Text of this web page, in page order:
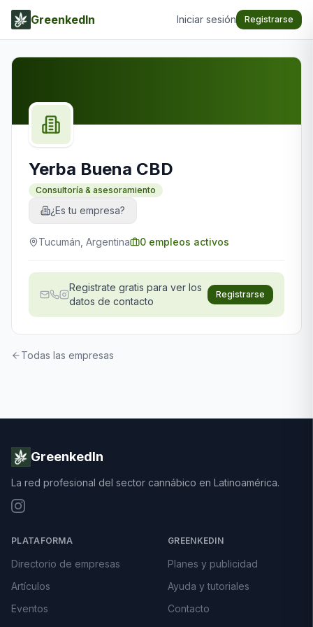
GreenkedIn Iniciar sesión Registrarse
Yerba Buena CBD
Consultoría & asesoramiento
¿Es tu empresa?
Tucumán, Argentina 0 empleos activos
Registrate gratis para ver los
datos de contacto
Registrarse
Todas las empresas
GreenkedIn
La red profesional del sector cannábico en Latinoamérica.
PLATAFORMA
Directorio de empresas
Artículos
Eventos
GREENKEDIN
Planes y publicidad
Ayuda y tutoriales
Contacto